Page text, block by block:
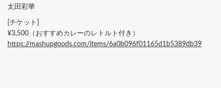
太田彩華
[チケット]
¥3,500（おすすめカレーのレトルト付き）
https://mashupgoods.com/items/6a0b096f01165d1b5389db39